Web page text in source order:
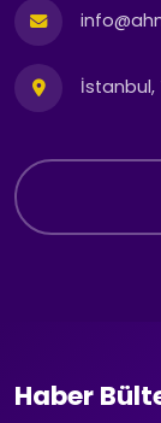
İstanbul,
Haber